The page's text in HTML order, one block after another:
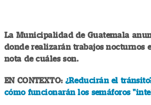
La Municipalidad de Guatemala
donde realizarán trabajos nocturnos
nota de cuáles son.
EN CONTEXTO: ¿Reducirán el
cómo funcionarán los semáforos